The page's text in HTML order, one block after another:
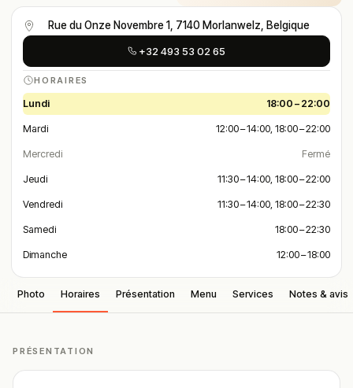
Rue du Onze Novembre 1, 7140 Morlanwelz, Belgique
+32 493 53 02 65
HORAIRES
Lundi 18:00 – 22:00
Mardi 12:00 – 14:00, 18:00 – 22:00
Mercredi Fermé
Jeudi 11:30 – 14:00, 18:00 – 22:00
Vendredi 11:30 – 14:00, 18:00 – 22:30
Samedi 18:00 – 22:30
Dimanche 12:00 – 18:00
Photo Horaires Présentation Menu Services Notes & avis
PRÉSENTATION